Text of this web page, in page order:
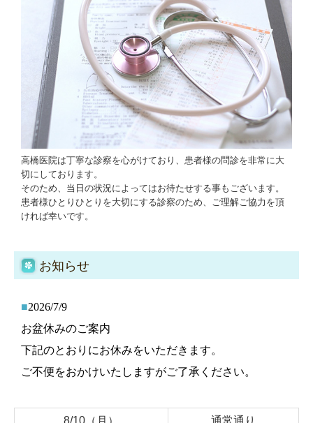
高橋医院は丁寧な診察を心がけており、患者様の問診を非常に大
切にしております。
そのため、当日の状況によってはお待たせする事もございます。
患者様ひとりひとりを大切にする診察のため、ご理解ご協力を頂
ければ幸いです。
お知らせ
■2026/7/9
お盆休みのご案内
下記のとおりにお休みをいただきます。
ご不便をおかけいたしますがご了承ください。
8/10 （月） 通常通 り